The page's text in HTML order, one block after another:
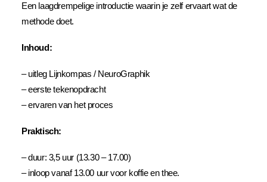
Een laagdrempelige introductie waarin je zelf ervaart wat de
methode doet.
Inhoud:
– uitleg Lijnkompas / NeuroGraphik
– eerste tekenopdracht
– ervaren van het proces
Praktisch:
– duur: 3,5 uur (13.30 – 17.00)
– inloop vanaf 13.00 uur voor koffie en thee.